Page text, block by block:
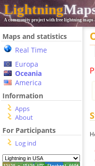
Lightning
A community project with free lightning maps
Maps and statistics
Real Time
Europa
Oceania
America
Information
Apps
About
For Participants
Log ind